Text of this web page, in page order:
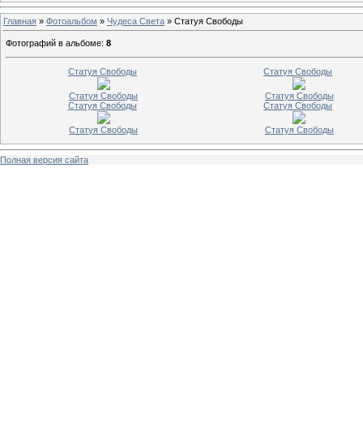
Главная » Фотоальбом » Чудеса Света » Статуя Свободы
Фотографий в альбоме: 8
Статуя Свободы
Статуя Свободы
Статуя Свободы
Статуя Свободы
Статуя Свободы
Статуя Свободы
Статуя Свободы
Статуя Свободы
Полная версия сайта